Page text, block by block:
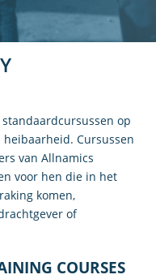
op
Cursussen
van Allnamics
voor hen die in het
komen,
of
COURSES